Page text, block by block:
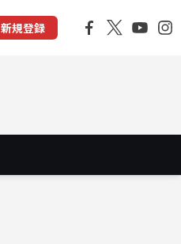
新規登録